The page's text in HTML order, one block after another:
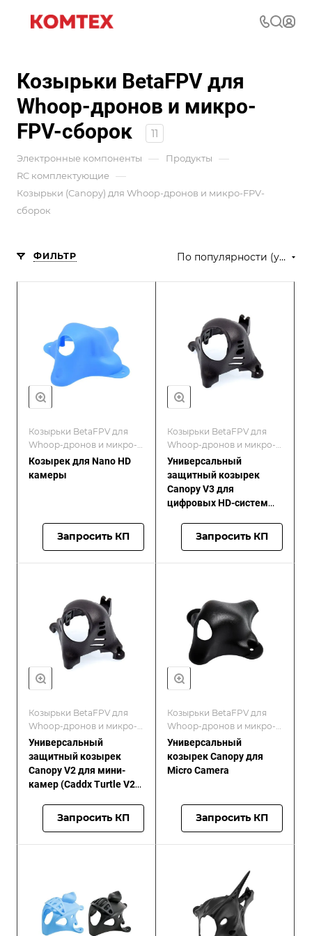
Козырьки BetaFPV для
Whoop-дронов и микро-
FPV-сборок
11
Электронные компоненты — Продукты —
RC комплектующие —
Козырьки (Canopy) для Whoop-дронов и микро-FPV-
сборок
ФИЛЬТР По популярности (убывание)
Козырьки BetaFPV для
Whoop-дронов и микро-
FPV-сборок/
Комплектующие BetaFPV
Козырек для Nano HD
камеры
Запросить КП
Козырьки BetaFPV для
Whoop-дронов и микро-
FPV-сборок
Универсальный
защитный козырек
Canopy V3 для
цифровых HD-систем
Beta95X/TWIG/X-Knight
Запросить КП
Козырьки BetaFPV для
Whoop-дронов и микро-
FPV-сборок
Универсальный
защитный козырек
Canopy V2 для мини-
камер (Caddx Turtle V2)
Запросить КП
Козырьки BetaFPV для
Whoop-дронов и микро-
FPV-сборок
Универсальный
козырек Canopy для
Micro Camera
Запросить КП